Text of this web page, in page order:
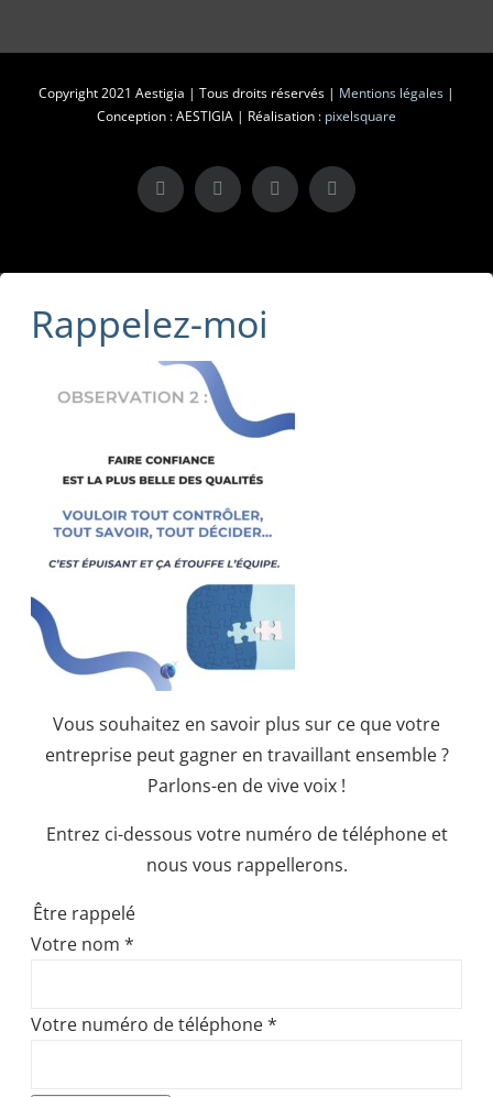
Copyright 2021 Aestigia | Tous droits réservés | Mentions légales |
Conception : AESTIGIA | Réalisation : pixelsquare
X LinkedInInstagramFacebook
Rappelez-moi
Vous souhaitez en savoir plus sur ce que votre
entreprise peut gagner en travaillant ensemble ?
Parlons-en de vive voix !
Entrez ci-dessous votre numéro de téléphone et
nous vous rappellerons.
Être rappelé
Votre nom *
Votre numéro de téléphone*